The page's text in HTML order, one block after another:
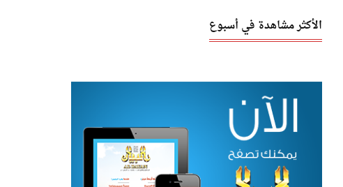
الأكثر مشاهدة في أسبوع